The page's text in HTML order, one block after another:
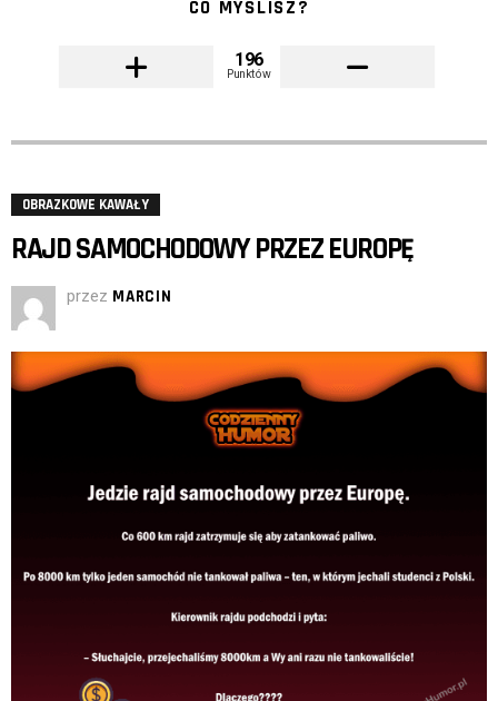
CO MYŚLISZ?
196
Punktów
OBRAZKOWE KAWAŁY
RAJD SAMOCHODOWY PRZEZ EUROPĘ
przez MARCIN